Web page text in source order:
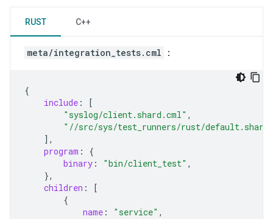
RUST C++
meta/integration_tests.cml ：
{
include :
[
"syslog/client.shard.cml" ,
"//src/sys/test_runners/rust/
],
program :
{
binary : "bin/client_test" ,
},
children :
[
{
name : "service" ,